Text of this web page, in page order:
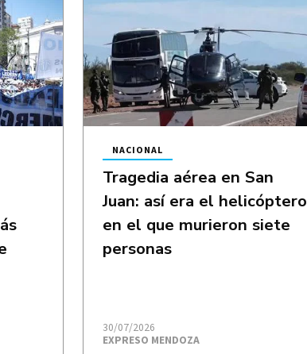
Tragedia aérea en San
Juan: así era el helicóptero
en el que murieron siete
personas
EXPRESO MENDOZA
NACIONAL
30/07/2026